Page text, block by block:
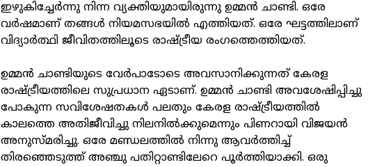
ഇഴുകിച്ചേര്‍ന്നു നിന്ന വ്യക്തിയുമായിരുന്നു ഉമ്മന്‍ ചാണ്ടി. ഒരേ
വര്‍ഷമാണ് തങ്ങള്‍ നിയമസഭയില്‍ എത്തിയത്. ഒരേ ഘട്ടത്തിലാണ്
വിദ്യാര്‍ത്ഥി ജീവിതത്തിലൂടെ രാഷ്ട്രീയ രംഗത്തെത്തിയത്.
ഉമ്മന്‍ ചാണ്ടിയുടെ വേര്‍പാടോടെ അവസാനിക്കുന്നത് കേരള
രാഷ്ട്രീയത്തിലെ സുപ്രധാന ഏടാണ്. ഉമ്മന്‍ ചാണ്ടി അവശേഷിപ്പിച്ചു
പോകുന്ന സവിശേഷതകള്‍ പലതും കേരള രാഷ്ട്രീയത്തില്‍
കാലത്തെ അതിജീവിച്ചു നിലനില്‍ക്കുമെന്നും പിണറായി വിജയന്‍
അനുസ്മരിച്ചു. ഒരേ മണ്ഡലത്തില്‍ നിന്നു ആവര്‍ത്തിച്ച്
തിരഞ്ഞെടുത്ത് അഞ്ചു പതിറ്റാണ്ടിലേറെ പൂര്‍ത്തിയാക്കി. ഒരു